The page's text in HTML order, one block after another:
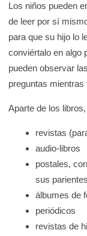
l
t
h
Los niños pueden
de leer por sí
para que su hijo lo
conviértalo en algo
pueden observar
preguntas mientras
Aparte de los
revistas
audio-libros
postales,
sus parientes
álbumes de
periódicos
revistas de